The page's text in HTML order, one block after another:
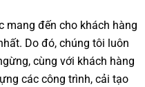
mang đến cho khách hàng
Do đó, chúng tôi luôn
cùng với khách hàng
các công trình, cải tạo